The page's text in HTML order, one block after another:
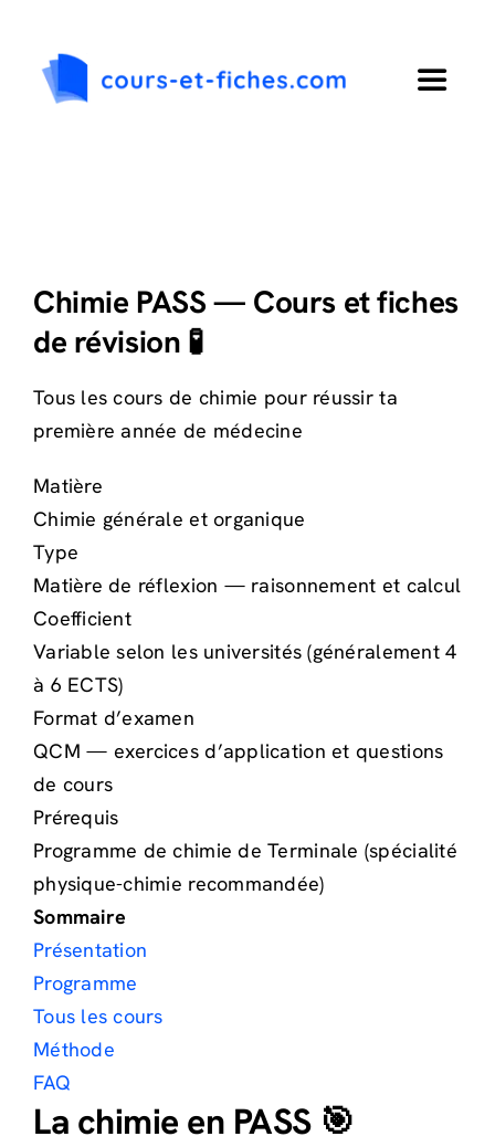
contenu
Toggle
Collège
Chimie PASS — Cours et fiches
de révision 🧪
Tous les cours de chimie pour réussir ta
première année de médecine
Matière
Chimie générale et organique
Type
Matière de réflexion — raisonnement et calcul
Coefficient
Variable selon les universités (généralement 4
à 6 ECTS)
Format d’examen
QCM — exercices d’application et questions
de cours
Prérequis
Programme de chimie de Terminale (spécialité
physique-chimie recommandée)
Sommaire
Présentation
Programme
Tous les cours
Méthode
FAQ
La chimie en PASS 🎯